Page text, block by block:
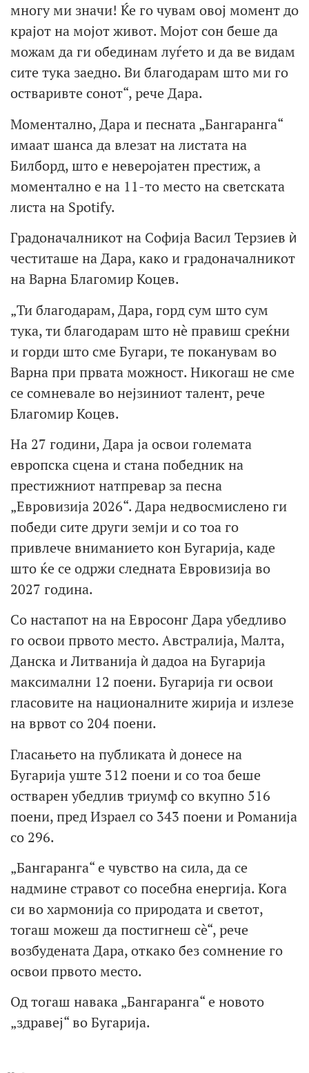
многу ми значи! Ќе го чувам овој момент до
крајот на мојот живот. Мојот сон беше да
можам да ги обединам луѓето и да ве видам
сите тука заедно. Ви благодарам што ми го
остваривте сонот“, рече Дара.
Моментално, Дара и песната „Бангаранга“
имаат шанса да влезат на листата на
Билборд, што е неверојатен престиж, а
моментално е на 11-то место на светската
листа на Spotify.
Градоначалникот на Софија Васил Терзиев ѝ
честиташе на Дара, како и градоначалникот
на Варна Благомир Коцев.
„Ти благодарам, Дара, горд сум што сум
тука, ти благодарам што нè правиш среќни
и горди што сме Бугари, те поканувам во
Варна при првата можност. Никогаш не сме
се сомневале во нејзиниот талент, рече
Благомир Коцев.
На 27 години, Дара ја освои големата
европска сцена и стана победник на
престижниот натпревар за песна
„Евровизија 2026“. Дара недвосмислено ги
победи сите други земји и со тоа го
привлече вниманието кон Бугарија, каде
што ќе се одржи следната Евровизија во
2027 година.
Со настапот на на Евросонг Дара убедливо
го освои првото место. Австралија, Малта,
Данска и Литванија ѝ дадоа на Бугарија
максимални 12 поени. Бугарија ги освои
гласовите на националните жирија и излезе
на врвот со 204 поени.
Гласањето на публиката ѝ донесе на
Бугарија уште 312 поени и со тоа беше
остварен убедлив триумф со вкупно 516
поени, пред Израел со 343 поени и Романија
со 296.
„Бангаранга“ е чувство на сила, да се
надмине стравот со посебна енергија. Кога
си во хармонија со природата и светот,
тогаш можеш да постигнеш сè“, рече
возбудената Дара, откако без сомнение го
освои првото место.
Од тогаш навака „Бангаранга“ е новото
„здравеј“ во Бугарија.